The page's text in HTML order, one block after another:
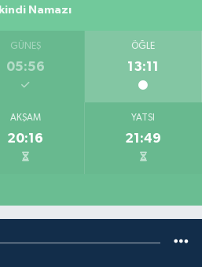
İkindi Namazı
GÜNEŞ
05:56
ÖĞLE
13:11
AKŞAM
20:16
YATSI
21:49